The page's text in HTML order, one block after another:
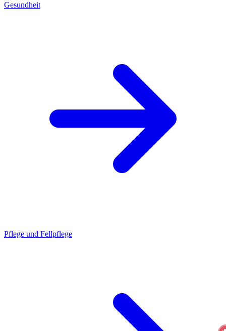
Gesundheit
Pflege und Fellpflege